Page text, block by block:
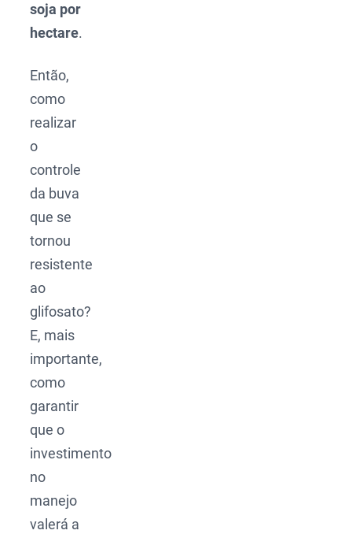
soja por
hectare.
Então,
como
realizar
o
controle
da buva
que se
tornou
resistente
ao
glifosato?
E, mais
importante,
como
garantir
que o
investimento
no
manejo
valerá a